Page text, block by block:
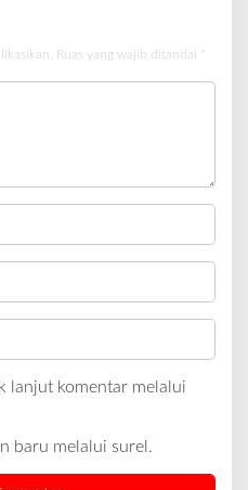
Ruas yang wajib ditandai *
lanjut komentar melalui
baru melalui surel.